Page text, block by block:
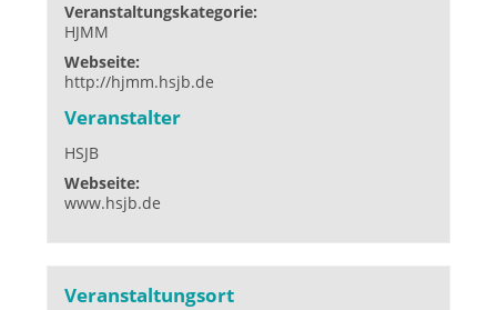
Veranstaltungskategorie:
HJMM
Webseite:
http://hjmm.hsjb.de
Veranstalter
HSJB
Webseite:
www.hsjb.de
Veranstaltungsort